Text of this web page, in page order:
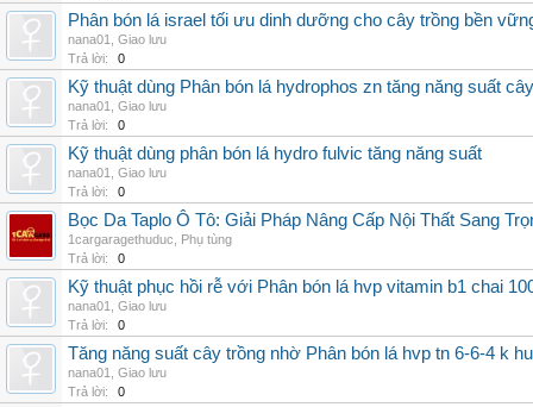
Phân bón lá israel tối ưu dinh dưỡng cho cây trồng bền
nana01
Giao lưu
Trả lời:
0
Kỹ thuật dùng Phân bón lá hydrophos zn tăng năng suất cây
nana01
Giao lưu
Trả lời:
0
Kỹ thuật dùng phân bón lá hydro fulvic tăng năng suất
nana01
Giao lưu
Trả lời:
0
Bọc Da Taplo Ô Tô: Giải Pháp Nâng Cấp Nội Thất Sang
1cargaragethuduc
Phụ tùng
Trả lời:
0
Kỹ thuật phục hồi rễ với Phân bón lá hvp vitamin b1 chai
nana01
Giao lưu
Trả lời:
0
Tăng năng suất cây trồng nhờ Phân bón lá hvp tn 6-6-4 k
nana01
Giao lưu
Trả lời:
0